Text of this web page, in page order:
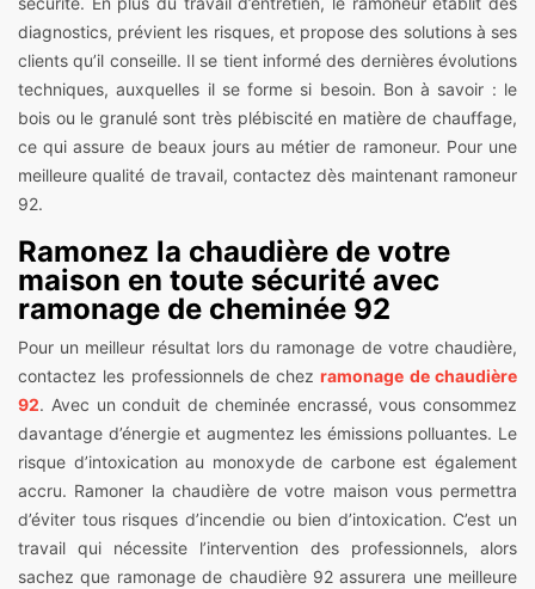
diagnostics, prévient les risques, et propose des solutions à ses
clients qu’il conseille. Il se tient informé des dernières évolutions
techniques, auxquelles il se forme si besoin. Bon à savoir : le
bois ou le granulé sont très plébiscité en matière de chauffage,
ce qui assure de beaux jours au métier de ramoneur. Pour une
meilleure qualité de travail, contactez dès maintenant ramoneur
92.
Ramonez la chaudière de votre
maison en toute sécurité avec
ramonage de cheminée 92
Pour un meilleur résultat lors du ramonage de votre chaudière,
contactez les professionnels de chezramonage de chaudière
92. Avec un conduit de cheminée encrassé, vous consommez
davantage d’énergie et augmentez les émissions polluantes. Le
risque d’intoxication au monoxyde de carbone est également
accru. Ramoner la chaudière de votre maison vous permettra
d’éviter tous risques d’incendie ou bien d’intoxication. C’est un
travail qui nécessite l’intervention des professionnels, alors
sachez que ramonage de chaudière 92 assurera une meilleure